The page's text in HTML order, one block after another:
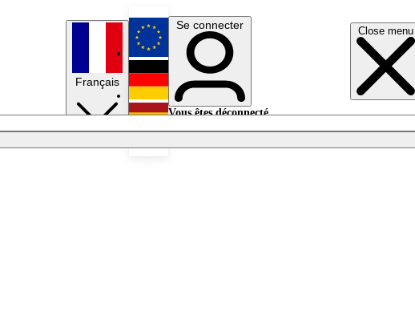
Close menu
Français
English
Deutsch
Se connecter
Vous êtes déconnecté.